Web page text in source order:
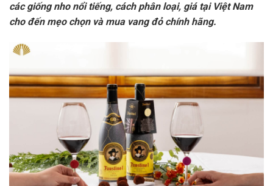
các giống nho nổi tiếng, cách phân loại, giá tại Việt Nam
cho đến mẹo chọn và mua vang đỏ chính hãng.